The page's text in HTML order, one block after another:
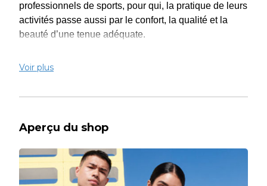
professionnels de sports, pour qui, la pratique de leurs
activités passe aussi par le confort, la qualité et la
beauté d’une tenue adéquate.
Originaire du Royaume-Uni, l’enseigne
le distributeur britannique spécialisé dans la sneaker
et le sportswearJD Sportss’est donné comme
challenge de conquérir l’Europe et tout
particulièrement la France. Aujourd’hui, une soixante
Voir plus
Aperçu du shop